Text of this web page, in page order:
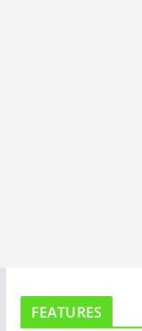
FEATURES